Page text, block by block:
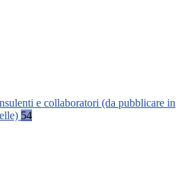
e collaboratori (da pubblicare in
54